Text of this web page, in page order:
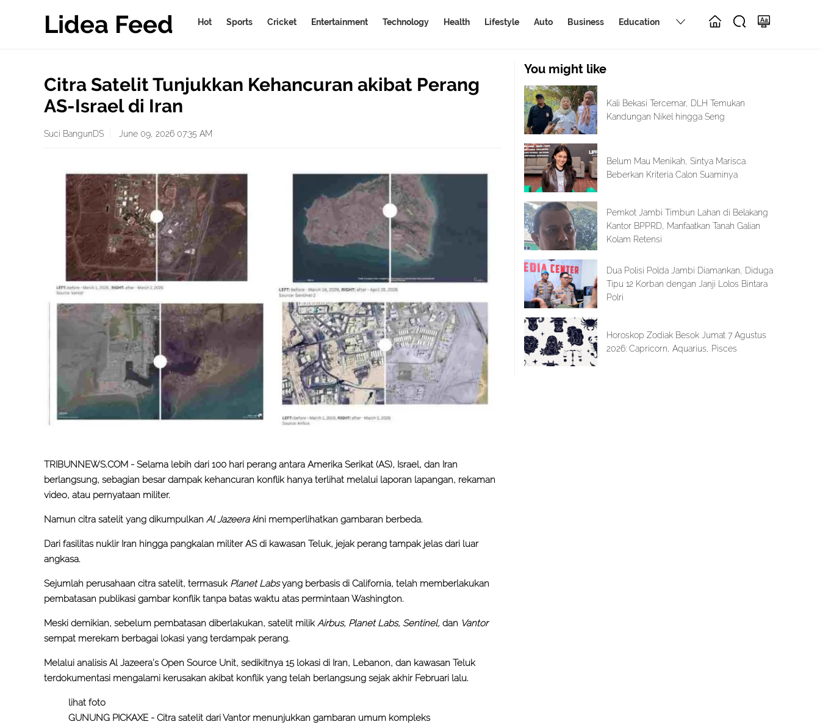
Lidea Feed Hot Sports Cricket Entertainment Technology Health Lifestyle Auto Business Education
Citra Satelit Tunjukkan Kehancuran akibat Perang
AS-Israel di Iran
Suci BangunDS June 09, 2026 07:35 AM
TRIBUNNEWS.COM - Selama lebih dari 100 hari perang antara Amerika Serikat (AS), Israel, dan Iran
berlangsung, sebagian besar dampak kehancuran konflik hanya terlihat melalui laporan lapangan, rekaman
video, atau pernyataan militer.
Namun citra satelit yang dikumpulkan Al Jazeera kini memperlihatkan gambaran berbeda.
Dari fasilitas nuklir Iran hingga pangkalan militer AS di kawasan Teluk, jejak perang tampak jelas dari luar
angkasa.
Sejumlah perusahaan citra satelit, termasuk Planet Labsyang berbasis di California, telah memberlakukan
pembatasan publikasi gambar konflik tanpa batas waktu atas permintaan Washington.
Meski demikian, sebelum pembatasan diberlakukan, satelit milikAirbus, Planet Labs, Sentinel, dan Vantor
sempat merekam berbagai lokasi yang terdampak perang.
Melalui analisis Al Jazeera’s Open Source Unit, sedikitnya 15 lokasi di Iran, Lebanon, dan kawasan Teluk
terdokumentasi mengalami kerusakan akibat konflik yang telah berlangsung sejak akhir Februari lalu.
lihat foto
GUNUNG PICKAXE - Citra satelit dari Vantor menunjukkan gambaran umum kompleks
You might like
Kali Bekasi Tercemar, DLH Temukan
Kandungan Nikel hingga Seng
Belum Mau Menikah, Sintya Marisca
Beberkan Kriteria Calon Suaminya
Pemkot Jambi Timbun Lahan di Belakang
Kantor BPPRD, Manfaatkan Tanah Galian
Kolam Retensi
Dua Polisi Polda Jambi Diamankan, Diduga
Tipu 12 Korban dengan Janji Lolos Bintara
Polri
Horoskop Zodiak Besok Jumat 7 Agustus
2026: Capricorn, Aquarius, Pisces